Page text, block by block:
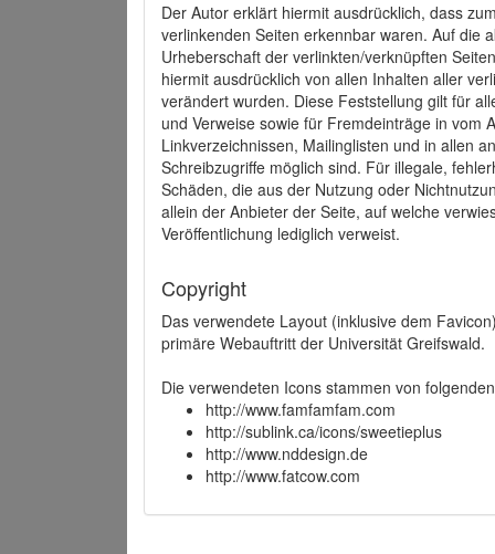
Der Autor erklärt hiermit ausdrücklich, dass
verlinkenden Seiten erkennbar waren. Auf die
Urheberschaft der verlinkten/verknüpften
hiermit ausdrücklich von allen Inhalten aller
verändert wurden. Diese Feststellung gilt für
und Verweise sowie für Fremdeinträge in vom
Linkverzeichnissen, Mailinglisten und in allen
Schreibzugriffe möglich sind. Für illegale,
Schäden, die aus der Nutzung oder
allein der Anbieter der Seite, auf welche
Veröffentlichung lediglich verweist.
Copyright
Das verwendete Layout (inklusive dem
primäre Webauftritt der Universität Greifswald.
Die verwendeten Icons stammen von
http://www.famfamfam.com
http://sublink.ca/icons/sweetieplus
http://www.nddesign.de
http://www.fatcow.com